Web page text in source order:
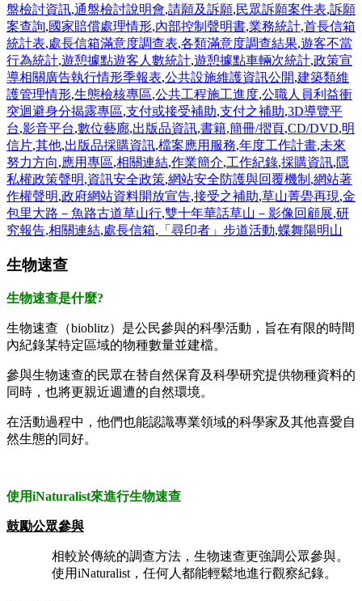
盤檢討資訊,通盤檢討說明會,請願及訴願,民眾訴願案件表,訴願
案查詢,國家賠償處理情形,內部控制聲明書,業務統計,首長信箱
統計表,處長信箱滿意度調查表,各類滿意度調查結果,遊客不當
行為統計,遊憩據點遊客人數統計,遊憩據點車輛次統計,政策宣
導相關廣告執行情形季報表,公共設施維護資訊公開,建築類維
護管理情形,生態檢核專區,公共工程施工進度,公職人員利益衝
突迴避身分揭露專區,支付或接受補助,支付之補助,3D導覽平
台,影音平台,數位藝廊,出版品資訊,書籍,簡冊/摺頁,CD/DVD,明
信片,其他,出版品採購資訊,檔案應用服務,年度工作計畫,未來
努力方向,應用專區,相關連結,作業簡介,工作紀錄,採購資訊,隱
私權政策聲明,資訊安全政策,網站安全防護與回覆機制 ,網站著
作權聲明,政府網站資料開放宣告,接受之補助,草山菁礐再現,金
包里大路－魚路古道草山行,雙十年華話草山－影像回顧展,研
究報告,相關連結,處長信箱, 「尋印者」步道活動,蝶舞陽明山
生物速查
生物速查是什麼?
生物速查（bioblitz）是公民參與的科學活動，旨在有限的時間
內紀錄某特定區域的物種數量並建檔。
參與生物速查的民眾在替自然保育及科學研究提供物種資料的
同時，也將更親近週遭的自然環境。
在活動過程中，他們也能認識專業領域的科學家及其他喜愛自
然生態的同好。
使用iNaturalist來進行生物速查
鼓勵公眾參與
相較於傳統的調查方法，生物速查更強調公眾參與。
使用iNaturalist，任何人都能輕鬆地進行觀察紀錄。